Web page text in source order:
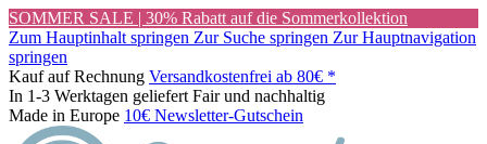
SOMMER SALE | 30% Rabatt auf die Sommerkollektion
Zum Hauptinhalt springen Zur Suche springen Zur Hauptnavigation
springen
Kauf auf Rechnung Versandkostenfrei ab 80€ *
In 1-3 Werktagen geliefert Fair und nachhaltig
Made in Europe 10€ Newsletter-Gutschein